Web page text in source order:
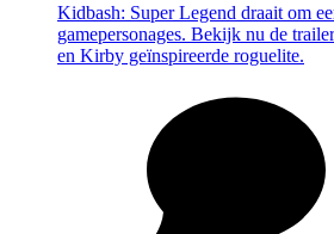
Kidbash: Super Legend draait om
gamepersonages. Bekijk nu de
en Kirby geïnspireerde roguelite.